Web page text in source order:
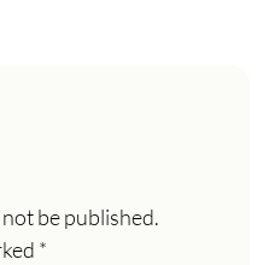
be published.
*